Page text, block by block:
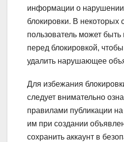
информации о
блокировки. В некоторых
пользователь может
перед блокировкой,
удалить нарушающее
Для избежания
следует внимательно
правилами публикации
им при создании
сохранить аккаунт в